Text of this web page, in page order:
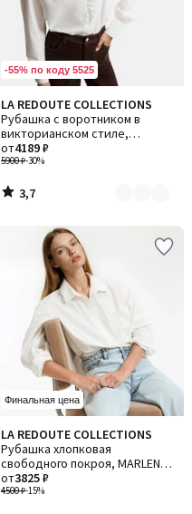
-55% по коду 5525
LA REDOUTE COLLECTIONS
Рубашка с воротником в
викторианском стиле,
CHARLENE / ШАРЛЕН
5900 ₽-30%
от4189 ₽
3,7
/ 5
Количество
цветов:
2
3,7
/
Финальная цена
LA REDOUTE COLLECTIONS
Рубашка хлопковая
свободного покроя, MARLENE /
МАРЛЕН
4500 ₽-15%
от3825 ₽
3,9
/ 5